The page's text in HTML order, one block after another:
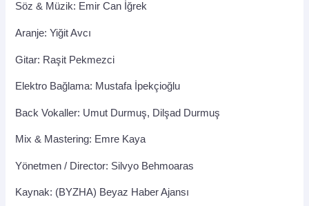
Söz & Müzik: Emir Can İğrek
Aranje: Yiğit Avcı
Gitar: Raşit Pekmezci
Elektro Bağlama: Mustafa İpekçioğlu
Back Vokaller: Umut Durmuş, Dilşad Durmuş
Mix & Mastering: Emre Kaya
Yönetmen / Director: Silvyo Behmoaras
Kaynak: (BYZHA) Beyaz Haber Ajansı